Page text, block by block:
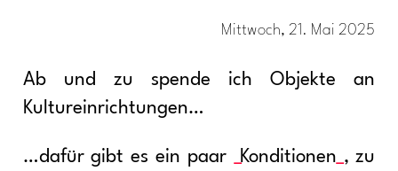
Mittwoch, 21. Mai 2025
Ab und zu spende ich Objekte an
Kultureinrichtungen…
…dafür gibt es ein paar Konditionen , zu